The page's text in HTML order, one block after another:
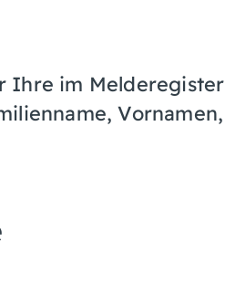
Ihre im Melderegister
Vornamen,